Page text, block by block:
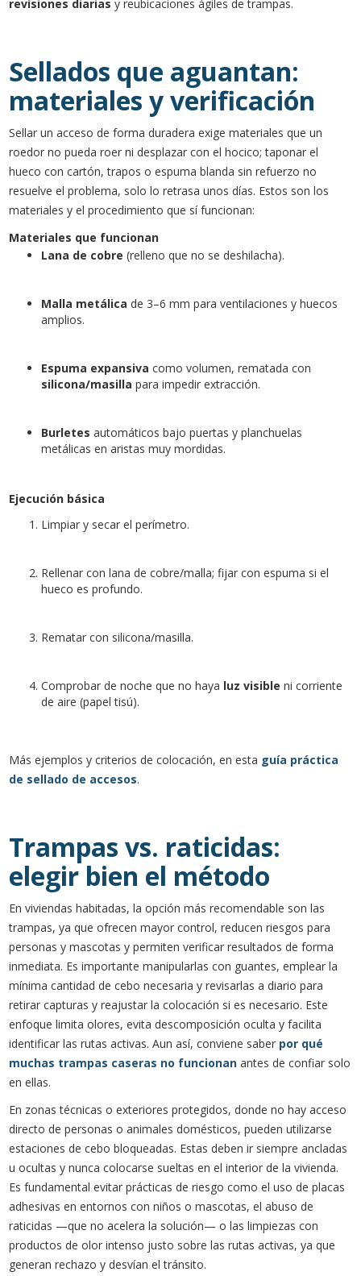
revisiones diarias y reubicaciones ágiles de trampas.
Sellados que aguantan:
materiales y verificación
Sellar un acceso de forma duradera exige materiales que un
roedor no pueda roer ni desplazar con el hocico; taponar el
hueco con cartón, trapos o espuma blanda sin refuerzo no
resuelve el problema, solo lo retrasa unos días. Estos son los
materiales y el procedimiento que sí funcionan:
Materiales que funcionan
Lana de cobre (relleno que no se deshilacha).
Malla metálica de 3–6 mm para ventilaciones y huecos
amplios.
Espuma expansiva como volumen, rematada con
silicona/masilla para impedir extracción.
Burletes automáticos bajo puertas y planchuelas
metálicas en aristas muy mordidas.
Ejecución básica
Limpiar y secar el perímetro.
Rellenar con lana de cobre/malla; fijar con espuma si el
hueco es profundo.
Rematar con silicona/masilla.
Comprobar de noche que no haya luz visible ni corriente
de aire (papel tisú).
Más ejemplos y criterios de colocación, en esta guía práctica
de sellado de accesos.
Trampas vs. raticidas:
elegir bien el método
En viviendas habitadas, la opción más recomendable son las
trampas, ya que ofrecen mayor control, reducen riesgos para
personas y mascotas y permiten verificar resultados de forma
inmediata. Es importante manipularlas con guantes, emplear la
mínima cantidad de cebo necesaria y revisarlas a diario para
retirar capturas y reajustar la colocación si es necesario. Este
enfoque limita olores, evita descomposición oculta y facilita
identificar las rutas activas. Aun así, conviene saber por qué
muchas trampas caseras no funcionan antes de confiar solo
en ellas.
En zonas técnicas o exteriores protegidos, donde no hay acceso
directo de personas o animales domésticos, pueden utilizarse
estaciones de cebo bloqueadas. Estas deben ir siempre ancladas
u ocultas y nunca colocarse sueltas en el interior de la vivienda.
Es fundamental evitar prácticas de riesgo como el uso de placas
adhesivas en entornos con niños o mascotas, el abuso de
raticidas —que no acelera la solución— o las limpiezas con
productos de olor intenso justo sobre las rutas activas, ya que
generan rechazo y desvían el tránsito.